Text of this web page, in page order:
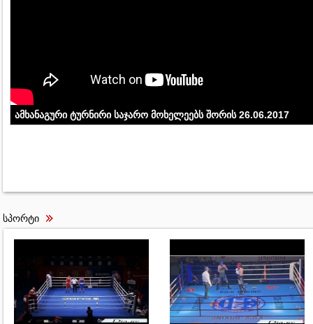
ამხანაგური ტურნირი საჯარო მოხელეებს შორის 26.06.2017
სპორტი